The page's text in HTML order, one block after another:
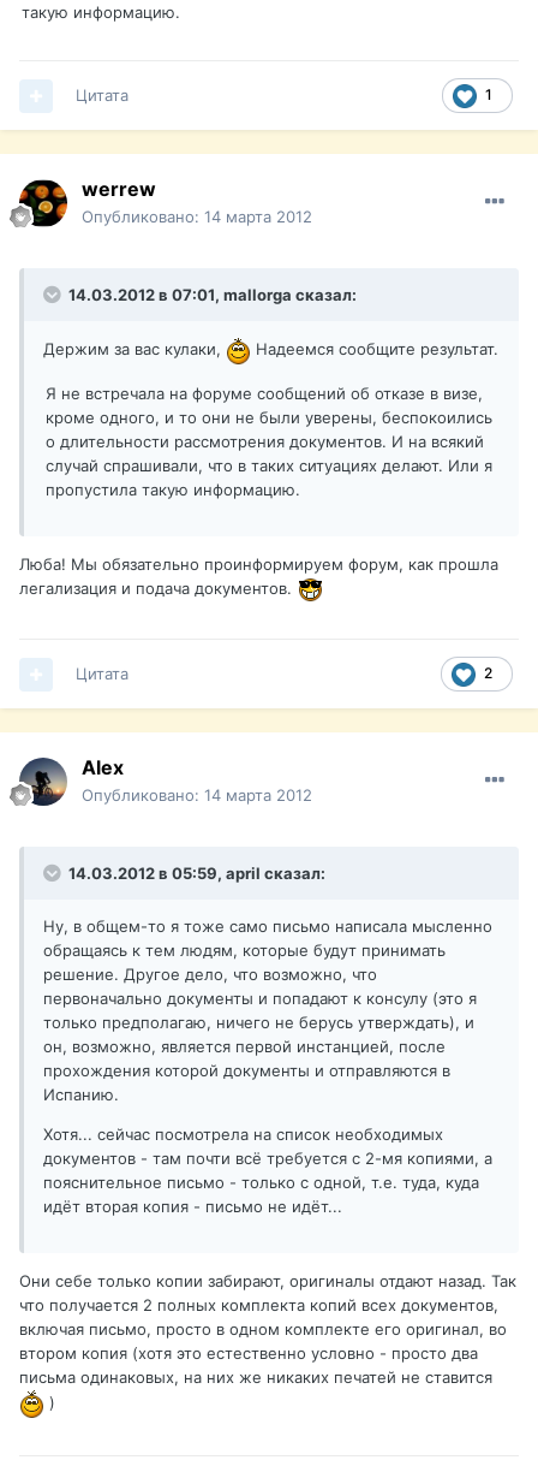
такую информацию.
1
Цитата
werrew
Опубликовано: 14 марта 2012
14.03.2012 в 07:01, mallorga сказал:
Держим за вас кулаки, Надеемся сообщите результат.
Я не встречала на форуме сообщений об отказе в визе,
кроме одного, и то они не были уверены, беспокоились
о длительности рассмотрения документов. И на всякий
случай спрашивали, что в таких ситуациях делают. Или я
пропустила такую информацию.
Люба! Мы обязательно проинформируем форум, как прошла
легализация и подача документов.
2
Цитата
Alex
Опубликовано: 14 марта 2012
14.03.2012 в 05:59, april сказал:
Ну, в общем-то я тоже само письмо написала мысленно
обращаясь к тем людям, которые будут принимать
решение. Другое дело, что возможно, что
первоначально документы и попадают к консулу (это я
только предполагаю, ничего не берусь утверждать), и
он, возможно, является первой инстанцией, после
прохождения которой документы и отправляются в
Испанию.
Хотя... сейчас посмотрела на список необходимых
документов - там почти всё требуется с 2-мя копиями, а
пояснительное письмо - только с одной, т.е. туда, куда
идёт вторая копия - письмо не идёт...
Они себе только копии забирают, оригиналы отдают назад. Так
что получается 2 полных комплекта копий всех документов,
включая письмо, просто в одном комплекте его оригинал, во
втором копия (хотя это естественно условно - просто два
письма одинаковых, на них же никаких печатей не ставится
)